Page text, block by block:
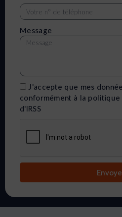
Message
J'accepte que mes
conformément à la
d'IRSS